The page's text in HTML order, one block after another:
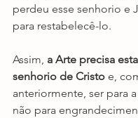
perdeu esse senhorio e
para restabelecê-lo.
Assim, a Arte precisa
senhorio de Cristo e,
anteriormente, ser para
não para